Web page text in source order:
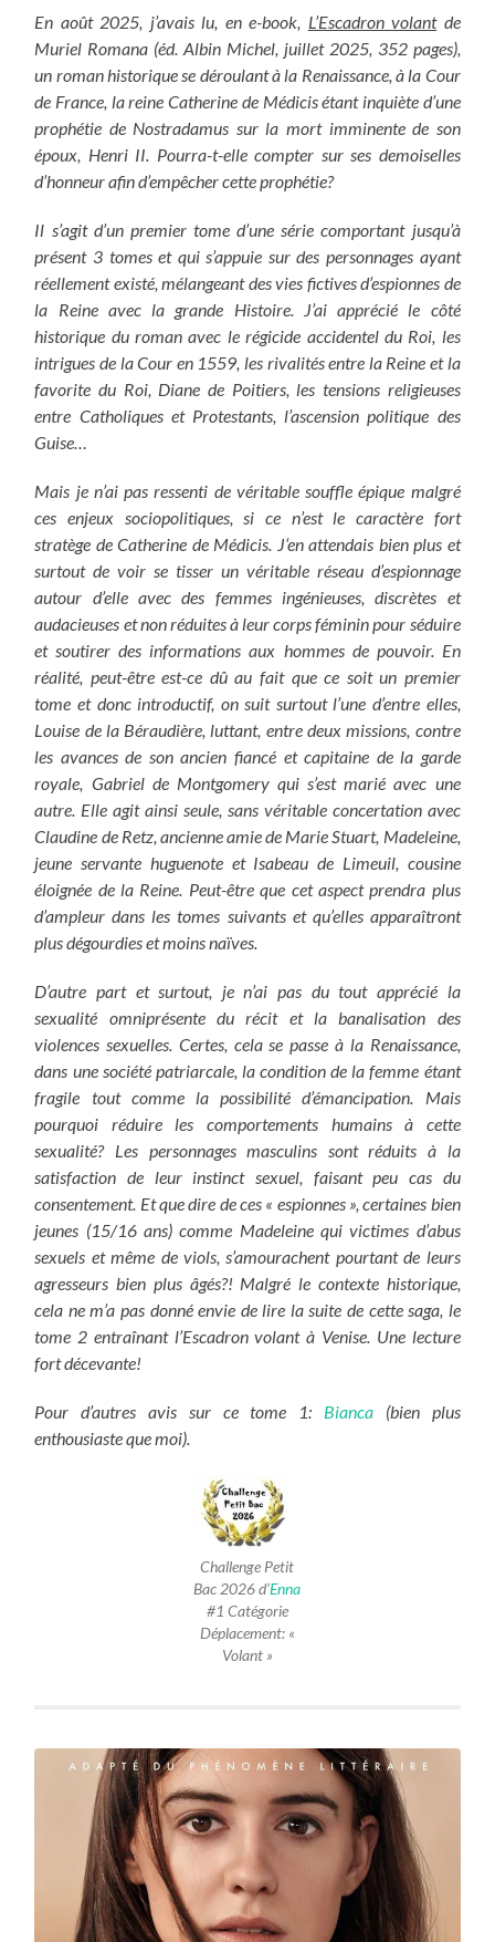
En août 2025, j’avais lu, en e-book, L’Escadron volantde
Muriel Romana (éd. Albin Michel, juillet 2025, 352 pages),
un roman historique se déroulant à la Renaissance, à la Cour
de France, la reine Catherine de Médicis étant inquiète d’une
prophétie de Nostradamus sur la mort imminente de son
époux, Henri II. Pourra-t-elle compter sur ses demoiselles
d’honneur afin d’empêcher cette prophétie?
Il s’agit d’un premier tome d’une série comportant jusqu’à
présent 3 tomes et qui s’appuie sur des personnages ayant
réellement existé, mélangeant des vies fictives d’espionnes de
la Reine avec la grande Histoire.
J’ai apprécié le côté
historique du roman avec le régicide accidentel du Roi, les
intrigues de la Cour en 1559, les rivalités entre la Reine et la
favorite du Roi, Diane de Poitiers, les tensions religieuses
entre Catholiques et Protestants, l’ascension politique des
Guise…
Mais je n’ai pas ressenti de véritable souffle épique malgré
ces enjeux sociopolitiques, si ce n’est le caractère fort
stratège de Catherine de Médicis. J‘en attendais bien plus et
surtout de voir se tisser un véritable réseau d’espionnage
autour d’elle avec des femmes ingénieuses, discrètes et
audacieuses et non réduites à leur corps féminin pour séduire
et soutirer des informations aux hommes de pouvoir. En
réalité, peut-être est-ce dû au fait que ce soit un premier
tome et donc introductif, on suit surtout l’une d’entre elles,
Louise de la Béraudière, luttant, entre deux missions, contre
les avances de son ancien fiancé et capitaine de la garde
royale, Gabriel de Montgomery qui s’est marié avec une
autre. Elle agit ainsi seule, sans véritable concertation avec
Claudine de Retz, ancienne amie de Marie Stuart, Madeleine,
jeune servante huguenote et Isabeau de Limeuil, cousine
éloignée de la Reine. Peut-être que cet aspect prendra plus
d’ampleur dans les tomes suivantset qu’elles apparaîtront
plus dégourdies et moins naïves.
D’autre part et surtout, je n’ai pas du tout apprécié la
sexualité omniprésente du récit et la banalisation des
violences sexuelles. Certes, cela se passe à la Renaissance,
dans une société patriarcale, la condition de la femme étant
fragile tout comme la possibilité d’émancipation. Mais
pourquoi réduire les comportements humains à cette
sexualité? Les personnages masculins sont réduits à la
satisfaction de leur instinct sexuel, faisant peu cas du
consentement. Et que dire de ces « espionnes », certaines bien
jeunes (15/16 ans) comme Madeleine qui victimes d’abus
sexuels et même de viols, s’amourachent pourtant de leurs
agresseurs bien plus âgés?! Malgré le contexte historique,
cela ne m’a pas donné envie de lire la suite de cette saga, le
tome 2 entraînant l’Escadron volant à Venise. Une lecture
fort décevante!
Pour d’autres avis sur ce tome 1: Bianca (bien plus
enthousiaste que moi).
Challenge Petit
Bac 2026 d’Enna
#1 Catégorie
Déplacement: «
Volant »